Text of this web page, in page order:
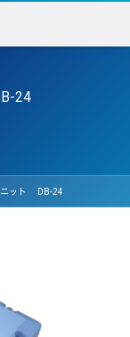
24
ニット DB-24